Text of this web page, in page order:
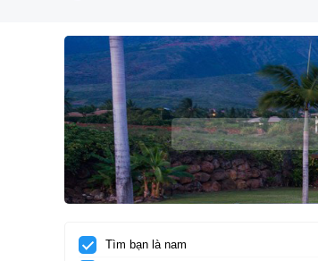
Tìm bạn là nam